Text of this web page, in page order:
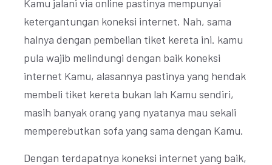
Kamu jalani via online pastinya mempunyai
ketergantungan koneksi internet. Nah, sama
halnya dengan pembelian tiket kereta ini. kamu
pula wajib melindungi dengan baik koneksi
internet Kamu, alasannya pastinya yang hendak
membeli tiket kereta bukan lah Kamu sendiri,
masih banyak orang yang nyatanya mau sekali
memperebutkan sofa yang sama dengan Kamu.
Dengan terdapatnya koneksi internet yang baik,